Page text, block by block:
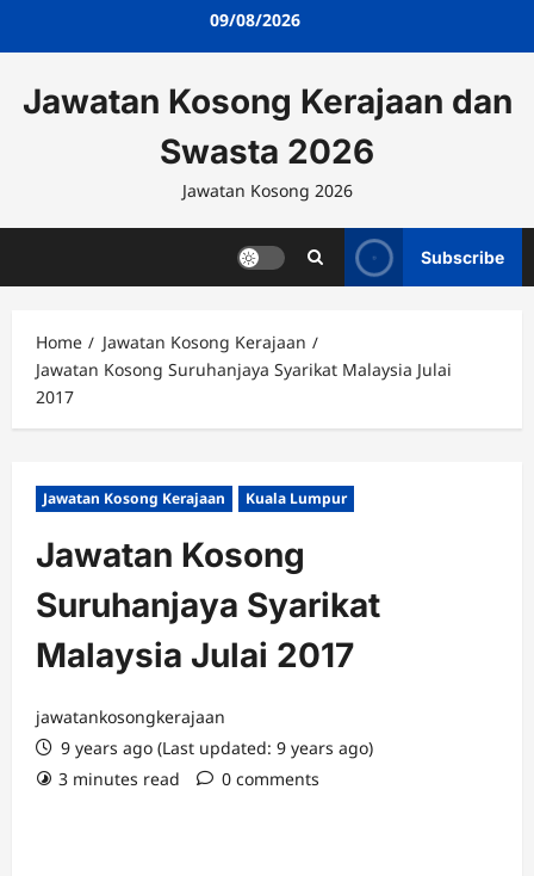
09/08/2026
Jawatan Kosong Kerajaan dan
Swasta 2026
Jawatan Kosong 2026
Subscribe
Home
Jawatan Kosong Kerajaan
Jawatan Kosong Suruhanjaya Syarikat Malaysia Julai
2017
Jawatan Kosong Kerajaan Kuala Lumpur
Jawatan Kosong
Suruhanjaya Syarikat
Malaysia Julai 2017
jawatankosongkerajaan
9 years ago (Last updated: 9 years ago)
3 minutes read
0 comments